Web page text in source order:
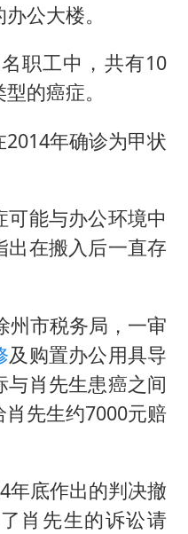
“今天得有40℃了吧 为啥还不预警”
公大楼。
职工中，共有10
的癌症。
年确诊为甲状
能与办公环境中
出在搬入后一直存
州市税务局，一审
及购置办公用具导
肖先生患癌之间
先生约7000元赔
年底作出的判决撤
肖先生的诉讼请